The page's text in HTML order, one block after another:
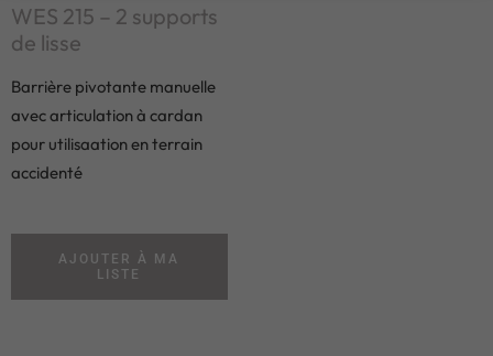
WES 215 – 2 supports
de lisse
Barrière pivotante manuelle
avec articulation à cardan
pour utilisaation en terrain
accidenté
AJOUTER À MA
LISTE